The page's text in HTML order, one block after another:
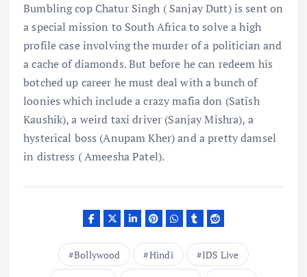
Bumbling cop Chatur Singh ( Sanjay Dutt) is sent on
a special mission to South Africa to solve a high
profile case involving the murder of a politician and
a cache of diamonds. But before he can redeem his
botched up career he must deal with a bunch of
loonies which include a crazy mafia don (Satish
Kaushik), a weird taxi driver (Sanjay Mishra), a
hysterical boss (Anupam Kher) and a pretty damsel
in distress ( Ameesha Patel).
Bollywood Hindi
IDS Live